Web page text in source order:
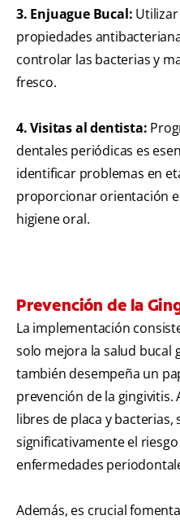
3. Enjuague Bucal:
propiedades
controlar las bacterias y
fresco.
4. Visitas al dentista:
dentales periódicas es
identificar problemas en
proporcionar orientación
higiene oral.
Prevención de la
La implementación
solo mejora la salud bucal
también desempeña un
prevención de la gingivitis.
libres de placa y bacterias,
significativamente el
enfermedades
Además, es crucial